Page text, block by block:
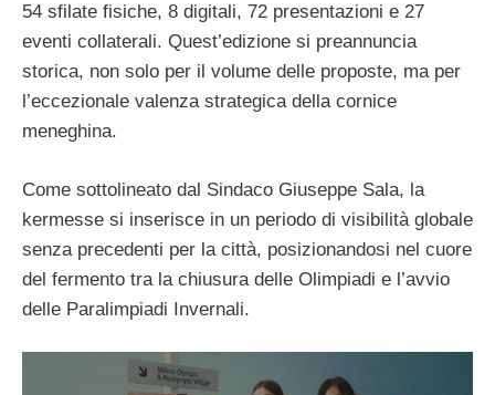
54 sfilate fisiche, 8 digitali, 72 presentazioni e 27
eventi collaterali. Quest’edizione si preannuncia
storica, non solo per il volume delle proposte, ma per
l’eccezionale valenza strategica della cornice
meneghina.
Come sottolineato dal Sindaco Giuseppe Sala, la
kermesse si inserisce in un periodo di visibilità globale
senza precedenti per la città, posizionandosi nel cuore
del fermento tra la chiusura delle Olimpiadi e l’avvio
delle Paralimpiadi Invernali.